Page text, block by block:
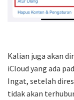
Kalian juga akan
iCloud yang ada
Ingat, setelah
tidak akan